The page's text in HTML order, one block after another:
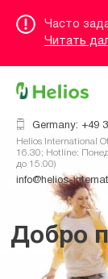
Часто
Читать
Germany: +49
Helios International
16.30; Hotline:
до 15.00)
info@helios-
Добро